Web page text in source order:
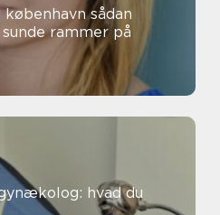
sådan
rammer på
hvad du